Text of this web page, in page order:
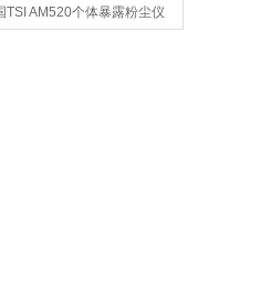
TSI AM520个体暴露粉尘仪